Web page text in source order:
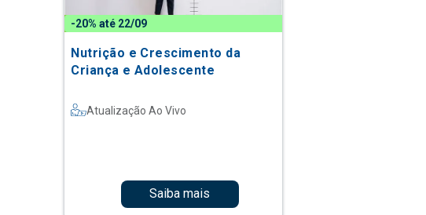
-20% até 22/09
Nutrição e Crescimento da
Criança e Adolescente
Atualização Ao Vivo
Saiba mais